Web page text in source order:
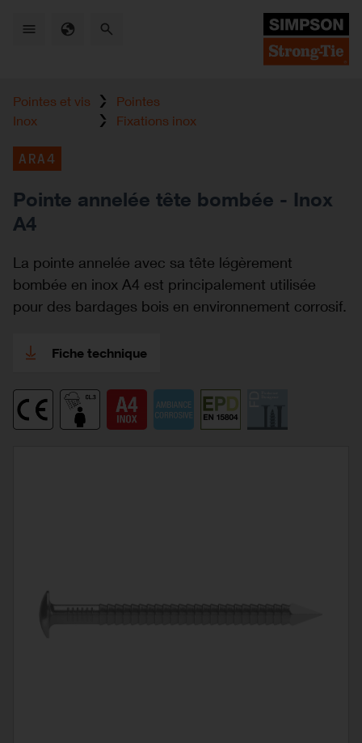
Pointes et vis
Inox
Pointes
Fixations inox
ARA4
Pointe annelée tête bombée - Inox
A4
La pointe annelée avec sa tête légèrement
bombée en inox A4 est principalement utilisée
pour des bardages bois en environnement corrosif.
Fiche technique